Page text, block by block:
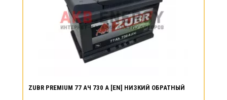
ZUBR PREMIUM 77 АЧ 730 А [EN] НИЗКИЙ ОБРАТНЫЙ